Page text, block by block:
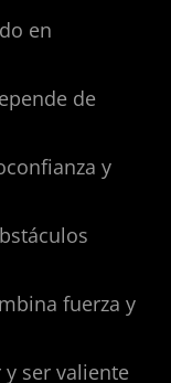
en
de
y
fuerza y
y ser valiente